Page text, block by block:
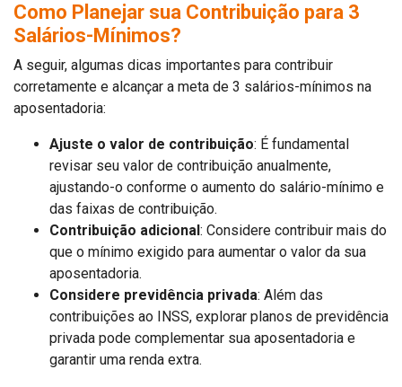
Como Planejar sua Contribuição para 3
Salários-Mínimos?
A seguir, algumas dicas importantes para contribuir
corretamente e alcançar a meta de 3 salários-mínimos na
aposentadoria:
Ajuste o valor de contribuição: É fundamental
revisar seu valor de contribuição anualmente,
ajustando-o conforme o aumento do salário-mínimo e
das faixas de contribuição.
Contribuição adicional : Considere contribuir mais do
que o mínimo exigido para aumentar o valor da sua
aposentadoria.
Considere previdência privada: Além das
contribuições ao INSS, explorar planos de previdência
privada pode complementar sua aposentadoria e
garantir uma renda extra.